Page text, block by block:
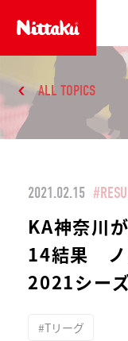
ALL TOPICS
2021.02.15
KA神奈川
14結果 ノ
2021シー
#Tリーグ